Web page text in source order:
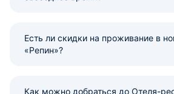
Есть ли скидки на проживание в
«Репин»?
Как можно добраться до Отеля-